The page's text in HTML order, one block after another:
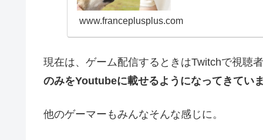
www.franceplusplus.com
現在は、ゲーム配信するときはTwitchで視聴
のみをYoutubeに載せるようになってきてい
他のゲーマーもみんなそんな感じに。